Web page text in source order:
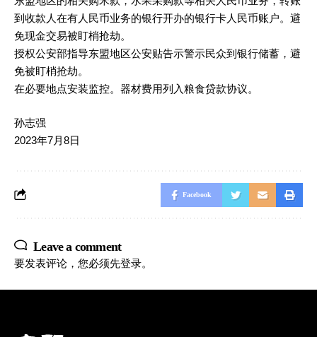
到收款人在有人民币业务的银行开办的银行卡人民币账户。避
免现金交易被盯梢抢劫。
授权公安部指导东盟地区公安贴告示警示民众到银行储蓄，避
免被盯梢抢劫。
在必要地点安装监控。器材费用列入粮食贷款协议。
孙志强
2023年7月8日
Facebook
Leave a comment
要发表评论，您必须先登录。